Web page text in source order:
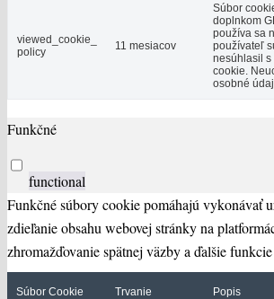
viewed_cookie_
policy
11 mesiacov
Súbor
doplnkom
používa sa
používateľ
nesúhlasil
cookie.
osobné
Funkčné
functional
Funkčné súbory cookie pomáhajú vykonávať
zdieľanie obsahu webovej stránky na
zhromažďovanie spätnej väzby a ďalšie
Súbor Cookie Trvanie Popis